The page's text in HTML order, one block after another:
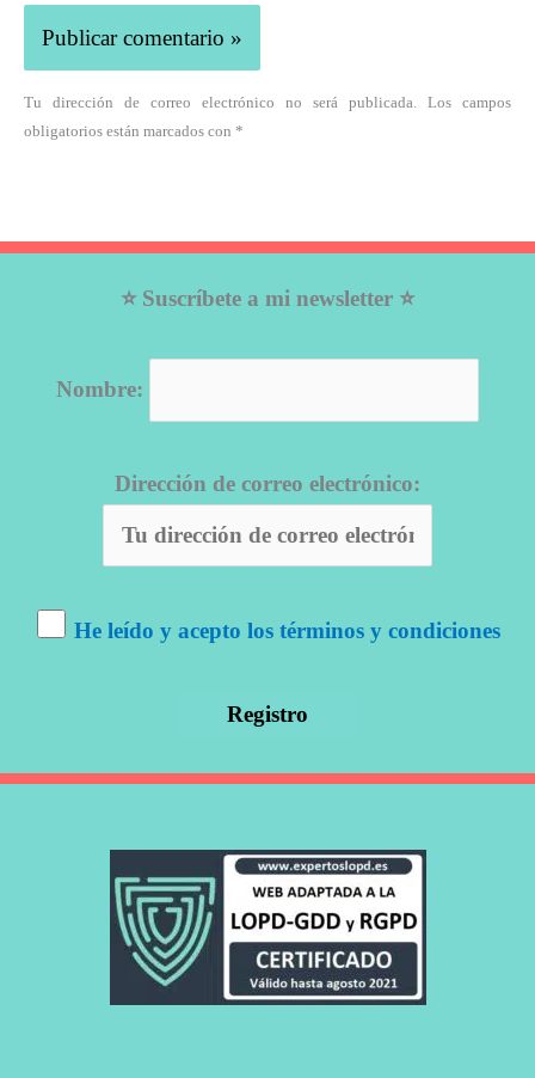
Tu dirección de correo electrónico no será publicada. Los campos
obligatorios están marcados con *
⭐ Suscríbete a mi newsletter ⭐
Nombre:
Dirección de correo electrónico:
He leído y acepto los términos y condiciones